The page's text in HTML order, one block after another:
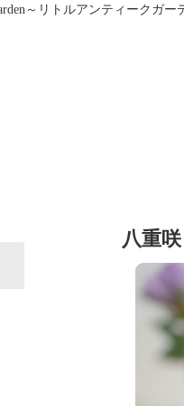
～リトルアンティークガ
八重